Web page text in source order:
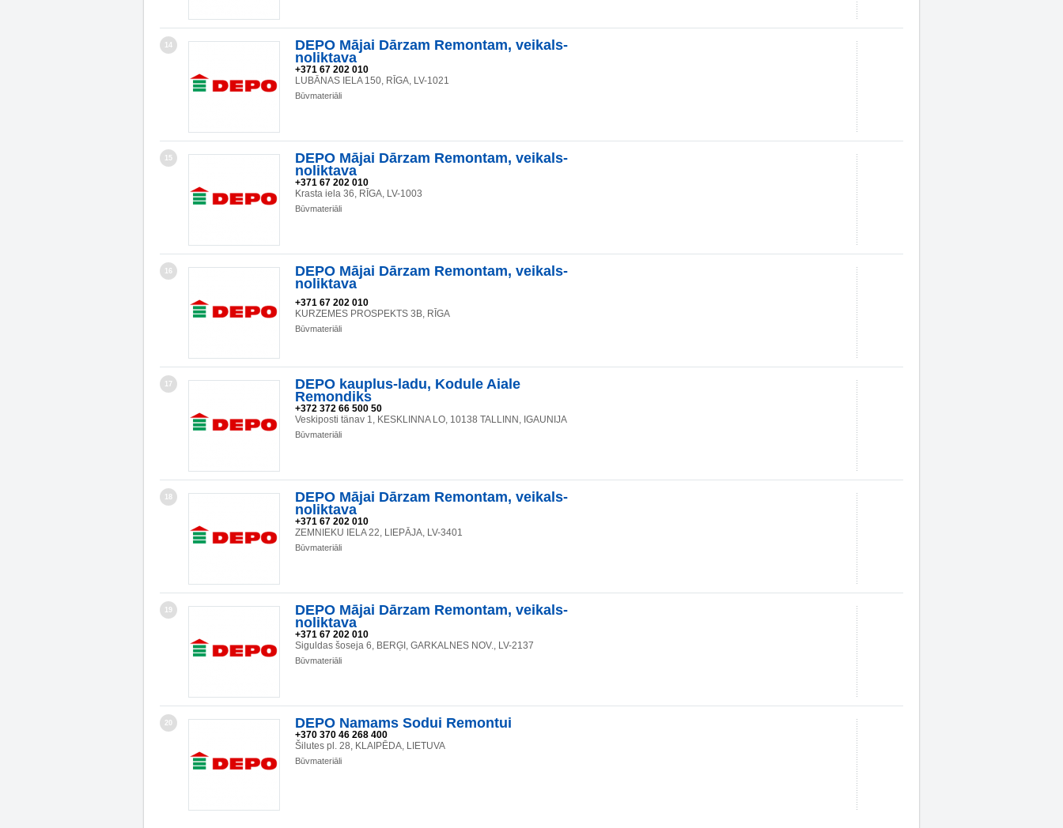
14
DEPO Mājai Dārzam Remontam, veikals-
noliktava
+371 67 202 010
LUBĀNAS IELA 150, RĪGA, LV-1021
Būvmateriāli
15
DEPO Mājai Dārzam Remontam, veikals-
noliktava
+371 67 202 010
Krasta iela 36, RĪGA, LV-1003
Būvmateriāli
16
DEPO Mājai Dārzam Remontam, veikals-
noliktava
+371 67 202 010
KURZEMES PROSPEKTS 3B, RĪGA
Būvmateriāli
17
DEPO kauplus-ladu, Kodule Aiale
Remondiks
+372 372 66 500 50
Veskiposti tänav 1, KESKLINNA LO, 10138 TALLINN, IGAUNIJA
Būvmateriāli
18
DEPO Mājai Dārzam Remontam, veikals-
noliktava
+371 67 202 010
ZEMNIEKU IELA 22, LIEPĀJA, LV-3401
Būvmateriāli
19
DEPO Mājai Dārzam Remontam, veikals-
noliktava
+371 67 202 010
Siguldas šoseja 6, BERĢI, GARKALNES NOV., LV-2137
Būvmateriāli
20 DEPO Namams Sodui Remontui
+370 370 46 268 400
Šilutes pl. 28, KLAIPĒDA, LIETUVA
Būvmateriāli